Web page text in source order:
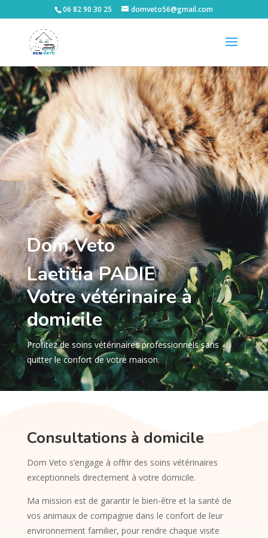
06 82 90 30 25 domveto56@gmail.com
Dom Veto
Laetitia PADIE
Votre vétérinaire à
domicile
Profitez de soins vétérinaires professionnels sans
quitter le confort de votre maison.
Consultations à domicile
Dom Veto s’engage à offrir des soins vétérinaires
exceptionnels directement à votre domicile.
Ma mission est de garantir le bien-être et la santé de
vos animaux de compagnie dans le confort de leur
environnement familier, pour rendre chaque visite